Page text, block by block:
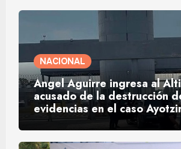
NACIONAL
Ángel Aguirre ingresa al
acusado de la destrucción
evidencias en el caso